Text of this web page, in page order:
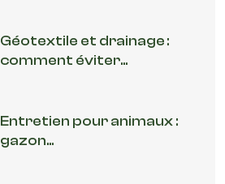
Géotextile et drainage :
comment éviter...
Entretien pour animaux :
gazon...